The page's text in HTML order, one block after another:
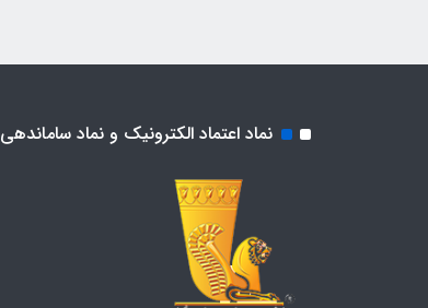
نماد اعتماد الکترونیک و نماد ساماندهی